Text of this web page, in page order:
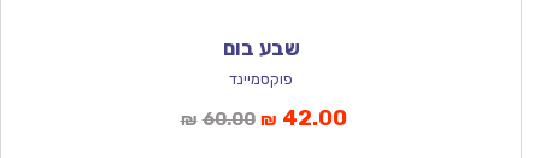
שבע בום
פוקסמיינד
₪ 60.00המחיר
₪ 42.00המחיר